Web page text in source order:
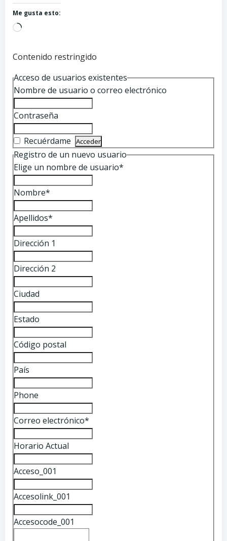
Me gusta esto:
Cargando...
Contenido restringido
Acceso de usuarios existentes
Nombre de usuario o correo electrónico
Contraseña
Recuérdame
Registro de un nuevo usuario
Elige un nombre de usuario*
Nombre*
Apellidos*
Dirección 1
Dirección 2
Ciudad
Estado
Código postal
País
Phone
Correo electrónico*
Horario Actual
Acceso_001
Accesolink_001
Accesocode_001